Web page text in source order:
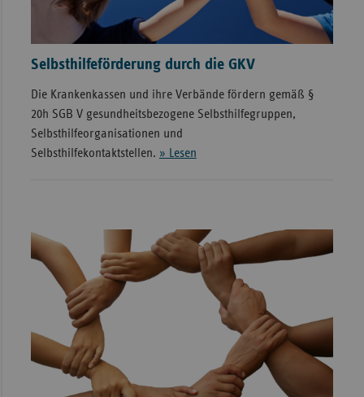
Selbsthilfeförderung durch die GKV
Die Krankenkassen und ihre Verbände fördern gemäß §
20h SGB V gesundheitsbezogene Selbsthilfegruppen,
Selbsthilfeorganisationen und
Selbsthilfekontaktstellen. » Lesen